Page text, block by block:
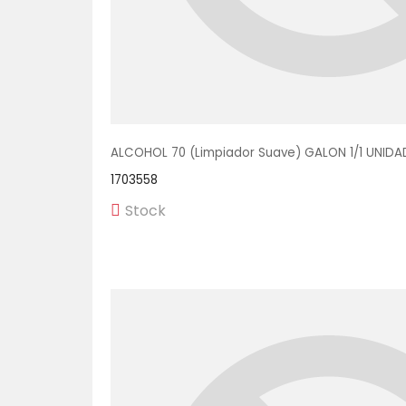
ALCOHOL 70 (Limpiador Suave) GALON 1/1
1703558
Stock